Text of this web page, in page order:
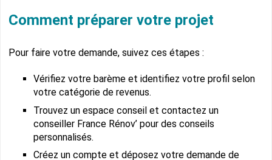
Comment préparer votre projet
Pour faire votre demande, suivez ces étapes :
Vérifiez votre barème et identifiez votre profil selon
votre catégorie de revenus.
Trouvez un espace conseil et contactez un
conseiller France Rénov’ pour des conseils
personnalisés.
Créez un compte et déposez votre demande de